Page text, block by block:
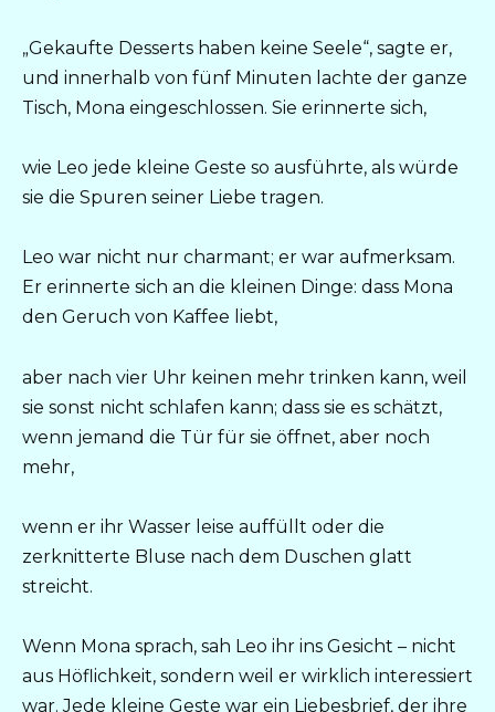
„Gekaufte Desserts haben keine Seele“, sagte er,
und innerhalb von fünf Minuten lachte der ganze
Tisch, Mona eingeschlossen. Sie erinnerte sich,
wie Leo jede kleine Geste so ausführte, als würde
sie die Spuren seiner Liebe tragen.
Leo war nicht nur charmant; er war aufmerksam.
Er erinnerte sich an die kleinen Dinge: dass Mona
den Geruch von Kaffee liebt,
aber nach vier Uhr keinen mehr trinken kann, weil
sie sonst nicht schlafen kann; dass sie es schätzt,
wenn jemand die Tür für sie öffnet, aber noch
mehr,
wenn er ihr Wasser leise auffüllt oder die
zerknitterte Bluse nach dem Duschen glatt
streicht.
Wenn Mona sprach, sah Leo ihr ins Gesicht – nicht
aus Höflichkeit, sondern weil er wirklich interessiert
war. Jede kleine Geste war ein Liebesbrief, der ihre